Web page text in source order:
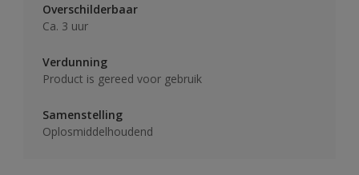
Overschilderbaar
Ca. 3 uur
Verdunning
Product is gereed voor gebruik
Samenstelling
Oplosmiddelhoudend